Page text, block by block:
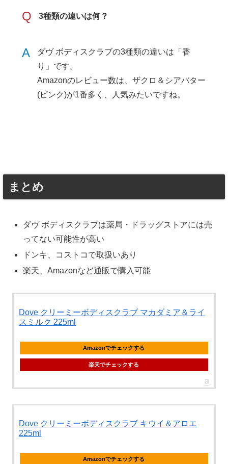
Q 3種類の違いは何？
A
ダヴ ボディスクラブの3種類の違いは「香
り」です。
Amazonのレビュー数は、ザクロ＆シアバター
(ピンク)が1番多く、人気みたいですね。
まとめ
ダヴ ボディスクラブは薬局・ドラッグストアには売
ってない可能性が高い
ドンキ、コストコで取扱いあり
楽天、Amazonなど通販で購入可能
Dove クリーミーボディスクラブ マカダミア＆ライ
スミルク 225ml
Amazonでチェックする
楽天でチェックする
Dove クリーミーボディスクラブ キウイ＆アロエ
225ml
Amazonでチェックする